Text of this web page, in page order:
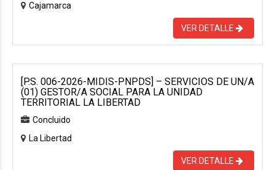
Cajamarca
VER DETALLE
[P.S. 006-2026-MIDIS-PNPDS] – SERVICIOS DE UN/A
(01) GESTOR/A SOCIAL PARA LA UNIDAD
TERRITORIAL LA LIBERTAD
Concluido
La Libertad
VER DETALLE